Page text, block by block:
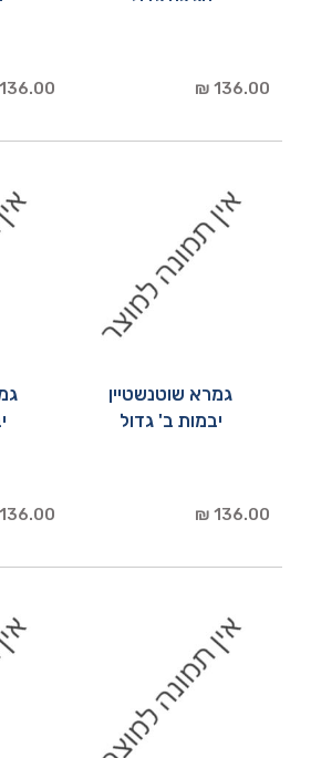
136.00 ₪
136.00 ₪
גמרא שוטנשטיין
יבמות ב' גדול
136.00 ₪
136.00 ₪